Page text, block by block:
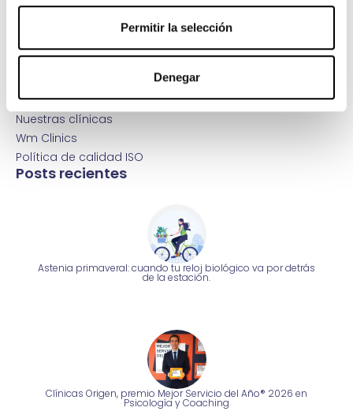
Permitir la selección
Denegar
Protección de Datos Personales
Trabaja con nosotros
Contacta con nosotros
Área de prensa
Nuestras clínicas
Wm Clinics
Política de calidad ISO
Posts recientes
Astenia primaveral: cuando tu reloj biológico va por detrás
de la estación.
Clínicas Origen, premio Mejor Servicio del Año® 2026 en
Psicología y Coaching